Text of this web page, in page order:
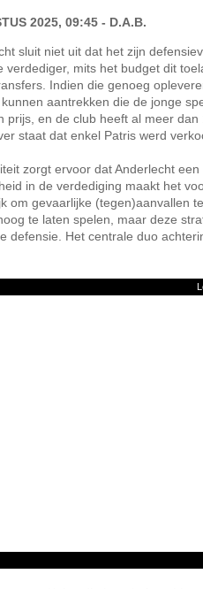
2025, 09:45 - D.A.B.
sluit niet uit dat het zijn
verdediger, mits het budget dit
Indien die genoeg
aantrekken die de jonge
prijs, en de club heeft al meer
staat dat enkel Patris werd
zorgt ervoor dat Anderlecht
in de verdediging maakt het
om gevaarlijke (tegen)aanvallen
te laten spelen, maar deze
defensie. Het centrale duo